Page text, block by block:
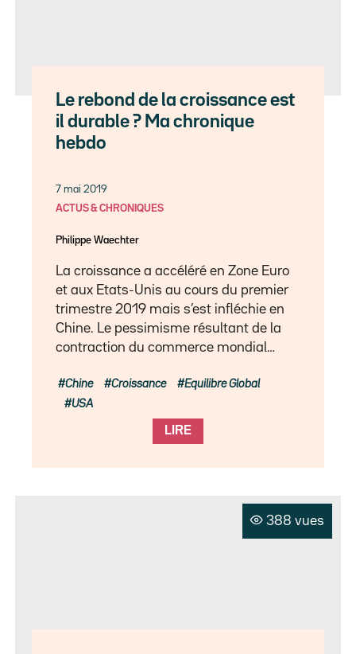
Le rebond de la croissance est
il durable ? Ma chronique
hebdo
7 mai 2019
ACTUS & CHRONIQUES
Philippe Waechter
La croissance a accéléré en Zone Euro
et aux Etats-Unis au cours du premier
trimestre 2019 mais s’est infléchie en
Chine. Le pessimisme résultant de la
contraction du commerce mondial…
LIRE
Chine Croissance
Equilibre Global
USA
388 vues